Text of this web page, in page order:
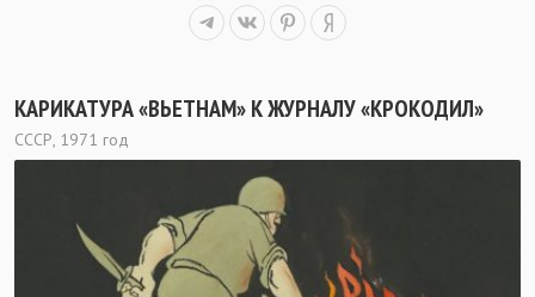
КАРИКАТУРА «ВЬЕТНАМ» К ЖУРНАЛУ «КРОКОДИЛ»
СССР, 1971 год